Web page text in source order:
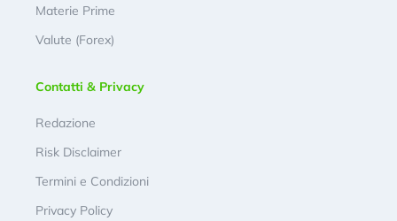
Materie Prime
Valute (Forex)
Contatti & Privacy
Redazione
Risk Disclaimer
Termini e Condizioni
Privacy Policy